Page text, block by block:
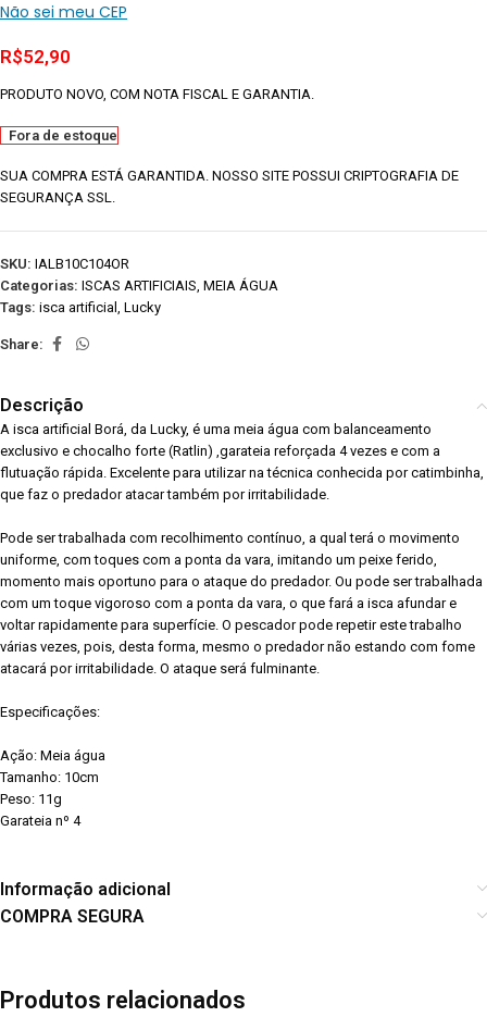
Não sei meu CEP
R$52,90
PRODUTO NOVO, COM NOTA FISCAL E GARANTIA.
Fora de estoque
SUA COMPRA ESTÁ GARANTIDA. NOSSO SITE POSSUI CRIPTOGRAFIA DE
SEGURANÇA SSL.
SKU: IALB10C104OR
Categorias: ISCAS ARTIFICIAIS, MEIA ÁGUA
Tags: isca artificial , Lucky
Share:
Descrição
A isca artificial Borá, da Lucky, é uma meia água com balanceamento
exclusivo e chocalho forte (Ratlin) ,garateia reforçada 4 vezes e com a
flutuação rápida. Excelente para utilizar na técnica conhecida por catimbinha,
que faz o predador atacar também por irritabilidade.
Pode ser trabalhada com recolhimento contínuo, a qual terá o movimento
uniforme, com toques com a ponta da vara, imitando um peixe ferido,
momento mais oportuno para o ataque do predador. Ou pode ser trabalhada
com um toque vigoroso com a ponta da vara, o que fará a isca afundar e
voltar rapidamente para superfície. O pescador pode repetir este trabalho
várias vezes, pois, desta forma, mesmo o predador não estando com fome
atacará por irritabilidade. O ataque será fulminante.
Especificações:
Ação: Meia água
Tamanho: 10cm
Peso: 11g
Garateia nº 4
Informação adicional
COMPRA SEGURA
Produtos relacionados